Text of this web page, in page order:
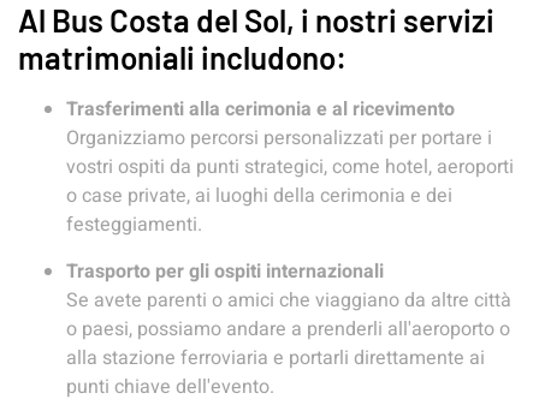
Al Bus Costa del Sol, i nostri servizi
matrimoniali includono:
Trasferimenti alla cerimonia e al ricevimento
Organizziamo percorsi personalizzati per portare i
vostri ospiti da punti strategici, come hotel, aeroporti
o case private, ai luoghi della cerimonia e dei
festeggiamenti.
Trasporto per gli ospiti internazionali
Se avete parenti o amici che viaggiano da altre città
o paesi, possiamo andare a prenderli all'aeroporto o
alla stazione ferroviaria e portarli direttamente ai
punti chiave dell'evento.